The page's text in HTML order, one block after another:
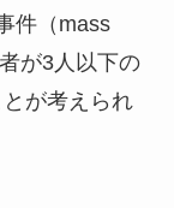
件（mass
が3人以下の
が考えられ